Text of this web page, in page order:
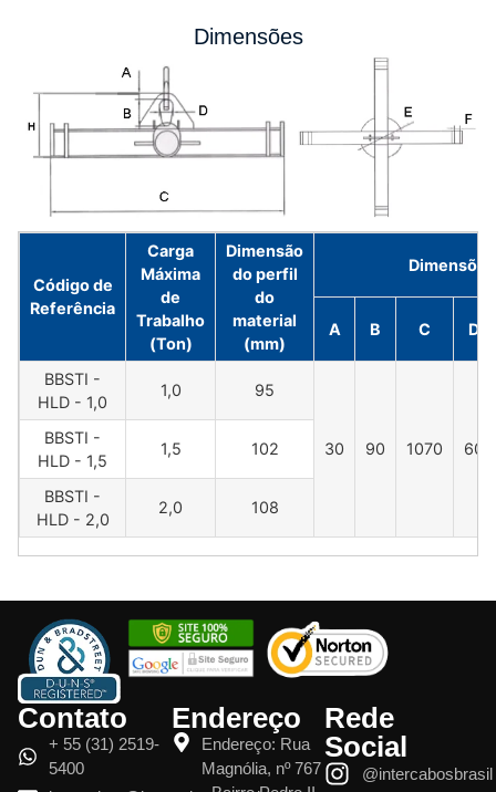
Dimensões
Código de
Referência
Carga
Máxima
de
Trabalho
(Ton)
Dimensão
do perfil
do
material
(mm)
A B C D
BBSTI -
HLD - 1,0
1,0 95
30 90 1070 60
BBSTI -
HLD - 1,5
1,5 102
BBSTI -
HLD - 2,0
2,0 108
Contato
+ 55 (31) 2519-
5400
Endereço
Endereço: Rua
Magnólia, nº 767
Rede
Social
@intercabosbrasil